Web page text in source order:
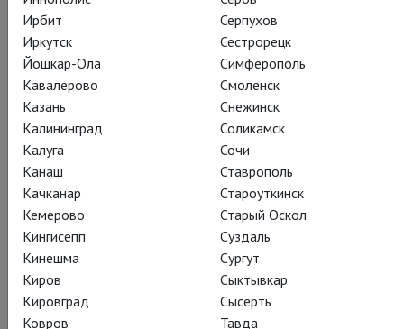
Российского академического молодёжного
театра с семейной сагой – многомерным
эпосом о противостоянии человека и
истории
За два часа сценического времени перед нами в деталях
развернётся более чем полувековая хроника событий: за
ней стоит очень личное высказывание её автора,
драматурга Тома Стоппарда, в середине жизни узнавшего о
своих еврейских корнях и гибели родных в концлагерях.
Режиссёр Алексей Бородин создаёт многослойный,
многофигурный и, несмотря на всю горечь, – ироничный
спектакль о неумолимости времени и истории, о людской
силе и слабости, о тщетности попыток что-либо
Ирбит
Иркутск
Йошкар-Ола
Кавалерово
Казань
Калининград
Калуга
Канаш
Качканар
Кемерово
Кингисепп
Кинешма
Киров
Кировград
Ковров
Серпухов
Сестрорецк
Симферополь
Смоленск
Снежинск
Соликамск
Сочи
Ставрополь
Староуткинск
Старый Оскол
Суздаль
Сургут
Сыктывкар
Сысерть
Тавда